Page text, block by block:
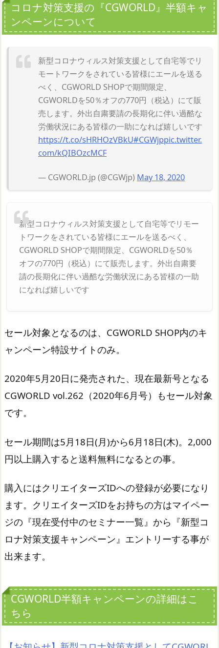
コロナ対策支援の『CGWORLD』半額キャ
ンペーンについて
新型コロナウィルス対策支援として自宅等でリ
モートワークをされている皆様にエールを送る
べく、CGWORLD SHOPで期間限定、
CGWORLDを50％オフの770円（税込）にて販
売します。外出自粛要請の長期化に伴い過酷な
労働状況にある皆様の一助になれば嬉しいです
https://t.co/sHRHOzVBkU#CGWjppic.twitter.
com/kQIBOzcMCF
— CGWORLD.jp (@CGWjp) May 18, 2020
新型コロナウィルス対策支援として自宅等でリモー
トワークをされている皆様にエールを送るべく、
CGWORLD SHOPで期間限定、CGWORLDを50％
オフの770円（税込）にて販売します。外出自粛要
請の長期化に伴い過酷な労働状況にある皆様の一助
になれば嬉しいです
セール対象となるのは、CGWORLD SHOP内のキ
ャンペーン特設サイトのみ。
2020年5月20日に発売された、現在最新号となる
CGWORLD vol.262（2020年6月号）もセール対象
です。
セール期間は5月18日(月)から6月18日(木)。2,000
円以上購入すると送料無料になるとの事。
購入にはクリエイターズIDへの登録が必要になり
ます。クリエイターズIDをお持ちの方はマイペー
ジの『現在受付中のセミナー一覧』から『新型コ
ロナ対策支援キャンペーン』エントリーする事が
出来ます。
CGWORLD半額キャンペーンの詳細はこ
ちら